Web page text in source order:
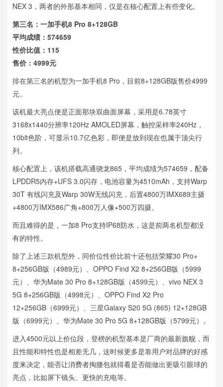
NEX 3，两者的外形基本相同，仅是在核心配置上有些变化。
第三名：一加手机8 Pro 8+128GB
平均成绩：574659
性价比值：115
售价：4999元
排在第三名的机型为一加手机8 Pro，目前8+128GB版售价4999
元。
该机最大亮点便是正面那块双曲面屏幕，采用是6.78英寸
3168x1440分辨率120Hz AMOLED屏幕，触控采样率240Hz，
10bit色阶，可显示10.7亿色彩，即便是放到现在也属于顶尖行
列。
核心配置上，该机搭载高通骁龙865，平均成绩为574659，配备
LPDDR5内存+UFS 3.0闪存，电池容量为4510mAh，支持Warp
30T 有线闪充及Warp 30W无线闪充，后置4800万IMX689主摄
+4800万IMX586广角+800万人像+500万四摄。
而且难得的是，一加8 Pro支持IP68防水，这是前两名机型都没
有的特性。
除了上述三款机型外，同价位性价比前十还包括荣耀30 Pro+
8+256GB版（4989元）、OPPO Find X2 8+256GB版（5999
元）、华为Mate 30 Pro 8+128GB版（4599元）、vivo NEX 3
5G 8+256GB版（4998元）、OPPO Find X2 Pro
12+256GB（6999元）、三星Galaxy S20 5G (865) 12+128GB
版（6999元）、华为Mate 30 Pro 5G 8+128GB版（5799元）。
进入4500元以上价位段，登榜的机型基本是厂商的最新旗舰，而
且性能和特性也是相差无几，这时候更多是靠用户对品牌的好感
度来决定，能否让消费者掏腰包就得看是否能做出更吸引眼球的
亮点，比如屏下镜头、更快的充电等。